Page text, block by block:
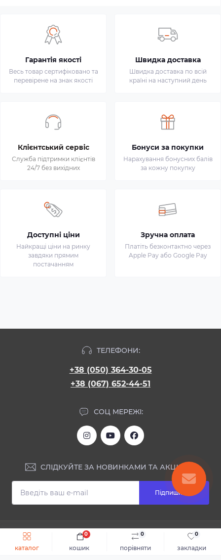
каталог порівняти
0
закладки
0
кошик
0
Швидке замовлення До кошика
Гарантія якості
Весь товар сертифіковано та
перевірене на знак якості
Швидка доставка
Швидка доставка по всій
країні на наступний день
Клієнтський сервіс
Служба підтримки клієнтів
24/7 без вихідних
Бонуси за покупки
Нарахування бонусних балів
за кожну покупку
Доступні ціни
Найкращі ціни на ринку
завдяки прямим
постачанням
Зручна оплата
Платіть безконтактно через
Apple Pay або Google Pay
ТЕЛЕФОНИ:
+38 (050) 364-30-05
+38 (067) 652-44-51
СОЦ МЕРЕЖІ:
СЛІДКУЙТЕ ЗА НОВИНКАМИ ТА АКЦІЯМИ:
Підпишіться
ІНФОРМАЦІЯ